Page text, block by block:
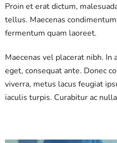
Proin et erat dictum,
tellus. Maecenas
fermentum quam laoreet.
Maecenas vel placerat nibh.
eget, consequat ante. Donec
viverra, metus lacus feugiat
iaculis turpis. Curabitur ac